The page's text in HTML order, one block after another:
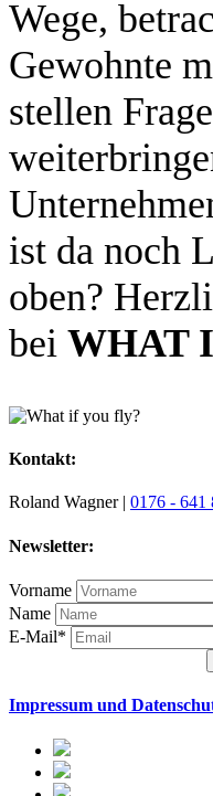
Wege,
Gewohnte
stellen
ist da noch
oben?
bei WHAT
Kontakt:
Roland Wagner | 0176 - 641
Newsletter:
Vorname
Name
E-Mail*
Impressum und